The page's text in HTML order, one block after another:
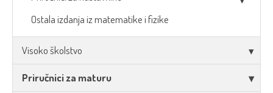
Ostala izdanja iz matematike i fizike
Visoko školstvo
Priručnici za maturu